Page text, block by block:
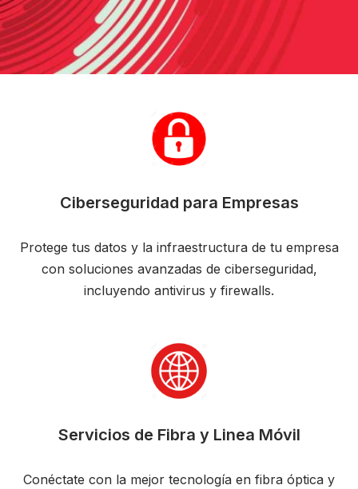
Ciberseguridad para Empresas
Protege tus datos y la infraestructura de tu empresa
con soluciones avanzadas de ciberseguridad,
incluyendo antivirus y firewalls.
Servicios de Fibra y Linea Móvil
Conéctate con la mejor tecnología en fibra óptica y